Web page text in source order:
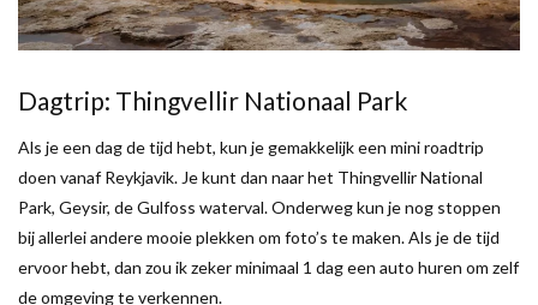
Dagtrip: Thingvellir Nationaal Park
Als je een dag de tijd hebt, kun je gemakkelijk een mini roadtrip
doen vanaf Reykjavik. Je kunt dan naar het Thingvellir National
Park, Geysir, de Gulfoss waterval. Onderweg kun je nog stoppen
bij allerlei andere mooie plekken om foto’s te maken. Als je de tijd
ervoor hebt, dan zou ik zeker minimaal 1 dag een auto huren om zelf
de omgeving te verkennen.